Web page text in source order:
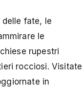
fate, le
le
rupestri
rocciosi. Visitate
in